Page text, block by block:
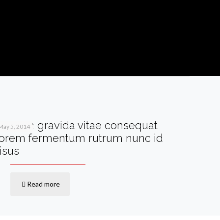
5, 2014
gravida vitae consequat
fermentum rutrum nunc id
Read more